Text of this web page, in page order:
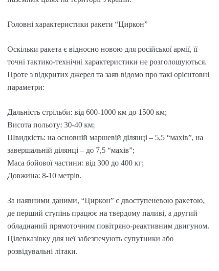
Головні характеристики ракети “Циркон”
Оскільки ракета є відносно новою для російської армії, її
точні тактико-технічні характеристики не розголошуються.
Проте з відкритих джерел та заяв відомо про такі орієнтовні
параметри:
Дальність стрільби: від 600-1000 км до 1500 км;
Висота польоту: 30-40 км;
Швидкість: на основній маршевій ділянці – 5,5 “махів”, на
завершальній ділянці – до 7,5 “махів”;
Маса бойової частини: від 300 до 400 кг;
Довжина: 8-10 метрів.
За наявними даними, “Циркон” є двоступеневою ракетою,
де перший ступінь працює на твердому паливі, а другий
обладнаний прямоточним повітряно-реактивним двигуном.
Цілевказівку для неї забезпечують супутники або
розвідувальні літаки.